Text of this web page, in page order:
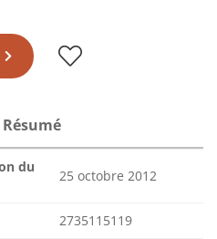
Résumé
du
25 octobre 2012
2735115119